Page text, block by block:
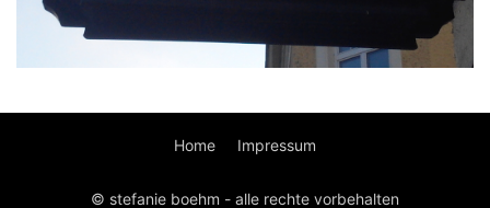
Home Impressum
© stefanie boehm - alle rechte vorbehalten